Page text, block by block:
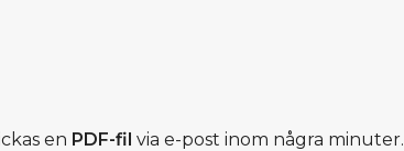
en PDF-fil via e-post inom några minuter.